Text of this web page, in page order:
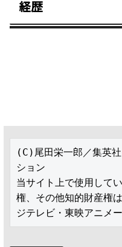
経歴
(C)尾田栄一郎／集英
ション
当サイト上で使用して
権、その他知的財産権
ジテレビ・東映アニメ